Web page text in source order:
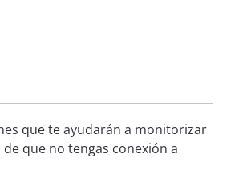
que te ayudarán a monitorizar
que no tengas conexión a